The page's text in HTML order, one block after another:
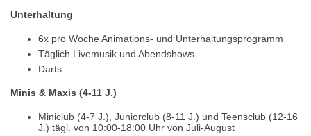
Unterhaltung
6x pro Woche Animations- und Unterhaltungsprogramm
Täglich Livemusik und Abendshows
Darts
Minis & Maxis (4-11 J.)
Miniclub (4-7 J.), Juniorclub (8-11 J.) und Teensclub (12-16
J.) tägl. von 10:00-18:00 Uhr von Juli-August